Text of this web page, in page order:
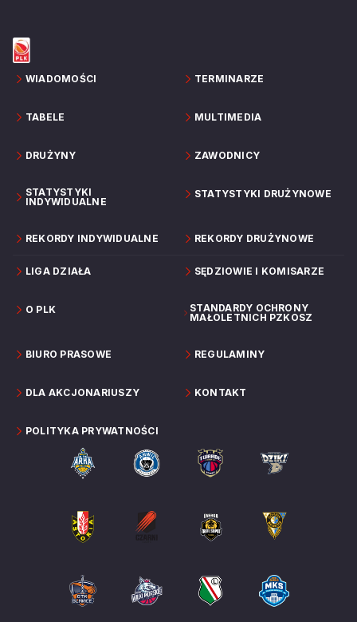
WIADOMOŚCI TERMINARZE
TABELE MULTIMEDIA
DRUŻYNY ZAWODNICY
STATYSTYKI
INDYWIDUALNE
STATYSTYKI DRUŻYNOWE
REKORDY INDYWIDUALNE REKORDY DRUŻYNOWE
LIGA DZIAŁA SĘDZIOWIE I KOMISARZE
O PLK
STANDARDY OCHRONY
MAŁOLETNICH PZKOSZ
BIURO PRASOWE REGULAMINY
DLA AKCJONARIUSZY KONTAKT
POLITYKA PRYWATNOŚCI